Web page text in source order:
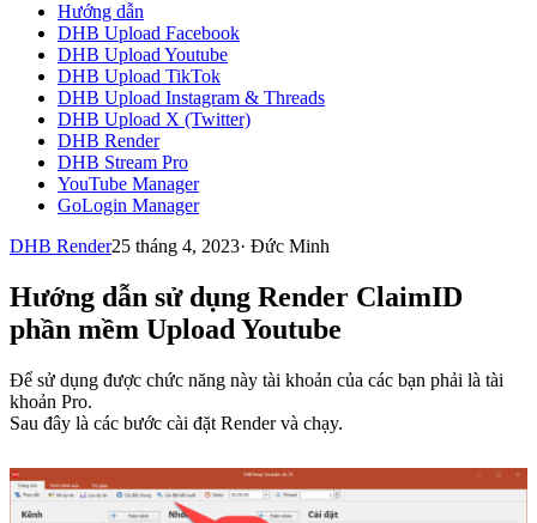
Hướng dẫn
DHB Upload Facebook
DHB Upload Youtube
DHB Upload TikTok
DHB Upload Instagram & Threads
DHB Upload X (Twitter)
DHB Render
DHB Stream Pro
YouTube Manager
GoLogin Manager
DHB Render25 tháng 4, 2023· Đức Minh
Hướng dẫn sử dụng Render ClaimID
phần mềm Upload Youtube
Để sử dụng được chức năng này tài khoản của các bạn phải là tài
khoản Pro.
Sau đây là các bước cài đặt Render và chạy.